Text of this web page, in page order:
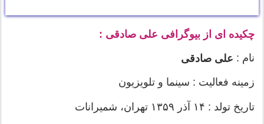
چکیده ای از بیوگرافی علی صادقی :
نام : علی صادقی
زمینه فعالیت : سینما و تلویزیون
تاریخ تولد : ۱۴ آذر ۱۳۵۹ تهران، شمیرانات